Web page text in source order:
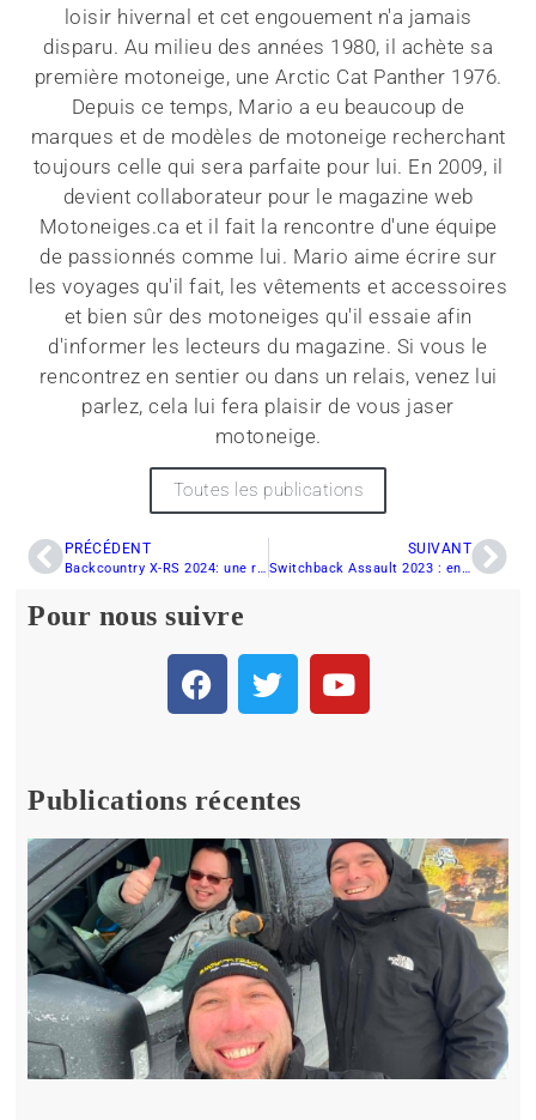
loisir hivernal et cet engouement n'a jamais
disparu. Au milieu des années 1980, il achète sa
première motoneige, une Arctic Cat Panther 1976.
Depuis ce temps, Mario a eu beaucoup de
marques et de modèles de motoneige recherchant
toujours celle qui sera parfaite pour lui. En 2009, il
devient collaborateur pour le magazine web
Motoneiges.ca et il fait la rencontre d'une équipe
de passionnés comme lui. Mario aime écrire sur
les voyages qu'il fait, les vêtements et accessoires
et bien sûr des motoneiges qu'il essaie afin
d'informer les lecteurs du magazine. Si vous le
rencontrez en sentier ou dans un relais, venez lui
parlez, cela lui fera plaisir de vous jaser
motoneige.
Toutes les publications
PRÉCÉDENT
Backcountry X-RS 2024: une référence hybride redéfinie
SUIVANT
Switchback Assault 2023 : entre performances et confort
Pour nous suivre
Publications récentes